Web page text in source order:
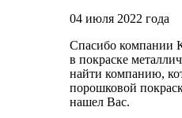
04 июля 2022 года
Спасибо компании
в покраске
найти компанию,
порошковой
нашел Вас.